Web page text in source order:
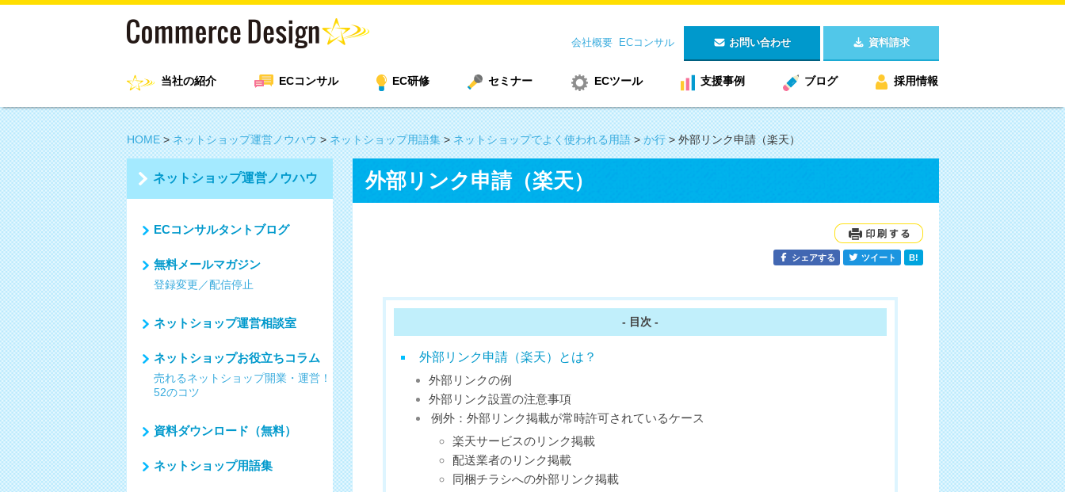
会社概要 ECコンサル お問い合わせ 資料請求
当社の紹介 ECコンサル EC研修 セミナー ECツール 支援事例 ブログ 採用情報
HOME>ネットショップ運営ノウハウ>ネットショップ用語集>ネットショップでよく使われる用語>か行>外部リンク申請（楽天）
外部リンク申請（楽天）
シェアする ツイート B!
- 目次 -
外部リンク申請（楽天）とは？
外部リンクの例
外部リンク設置の注意事項
例外：外部リンク掲載が常時許可されているケース
楽天サービスのリンク掲載
配送業者のリンク掲載
同梱チラシへの外部リンク掲載
ネットショップ運営ノウハウ
ECコンサルタントブログ
無料メールマガジン
登録変更／配信停止
ネットショップ運営相談室
ネットショップお役立ちコラム
売れるネットショップ開業・運営！
52のコツ
資料ダウンロード（無料）
ネットショップ用語集